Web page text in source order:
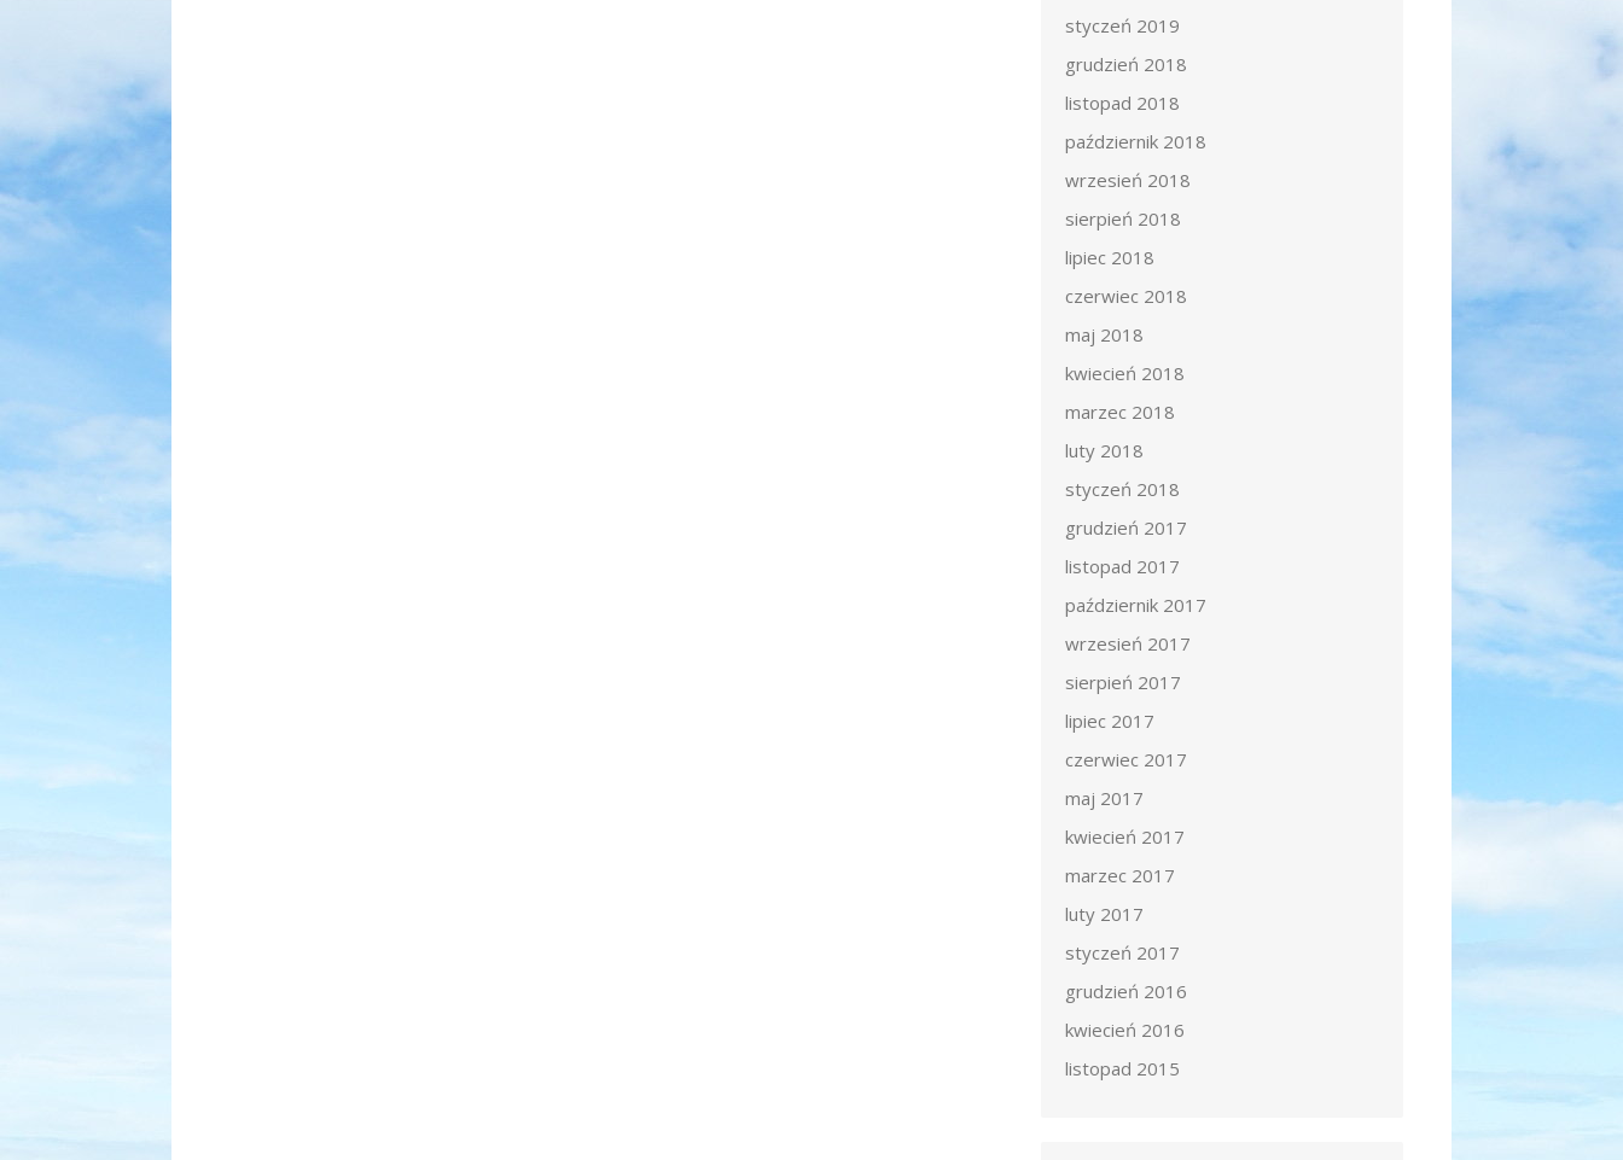
styczeń 2019
grudzień 2018
listopad 2018
październik 2018
wrzesień 2018
sierpień 2018
lipiec 2018
czerwiec 2018
maj 2018
kwiecień 2018
marzec 2018
luty 2018
styczeń 2018
grudzień 2017
listopad 2017
październik 2017
wrzesień 2017
sierpień 2017
lipiec 2017
czerwiec 2017
maj 2017
kwiecień 2017
marzec 2017
luty 2017
styczeń 2017
grudzień 2016
kwiecień 2016
listopad 2015